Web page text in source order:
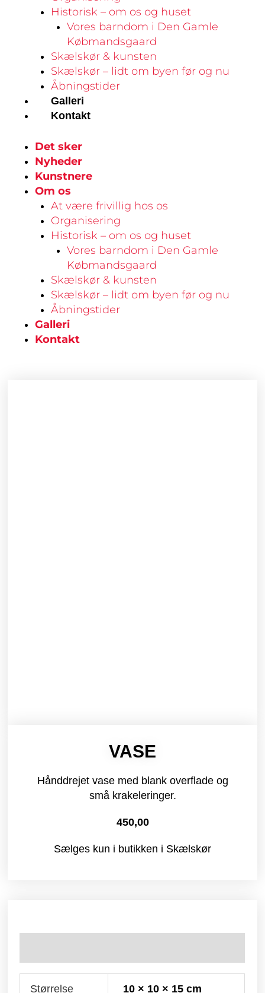
Historisk – om os og huset
Vores barndom i Den Gamle
Købmandsgaard
Skælskør & kunsten
Skælskør – lidt om byen før og nu
Åbningstider
Galleri
Kontakt
Det sker
Nyheder
Kunstnere
Om os
At være frivillig hos os
Organisering
Historisk – om os og huset
Vores barndom i Den Gamle
Købmandsgaard
Skælskør & kunsten
Skælskør – lidt om byen før og nu
Åbningstider
Galleri
Kontakt
VASE
Hånddrejet vase med blank overflade og
små krakeleringer.
450,00
Sælges kun i butikken i Skælskør
Størrelse 10 × 10 × 15 cm